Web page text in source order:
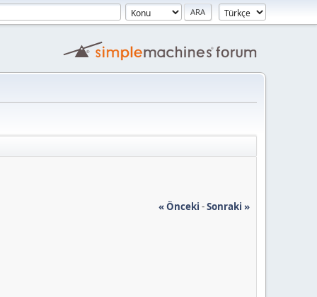
« Önceki -Sonraki »